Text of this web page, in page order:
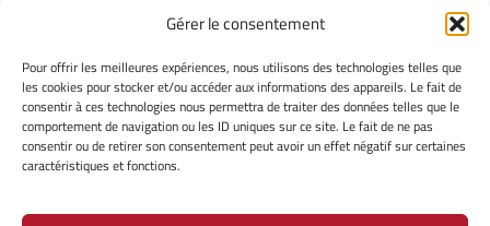
Gérer le consentement
Pour offrir les meilleures expériences, nous utilisons des technologies telles que
les cookies pour stocker et/ou accéder aux informations des appareils. Le fait de
consentir à ces technologies nous permettra de traiter des données telles que le
comportement de navigation ou les ID uniques sur ce site. Le fait de ne pas
consentir ou de retirer son consentement peut avoir un effet négatif sur certaines
caractéristiques et fonctions.
INFORMATIONS LÉGALES
Mentions légales
Gérer mes cookies
Avertissement
Politique de cookies